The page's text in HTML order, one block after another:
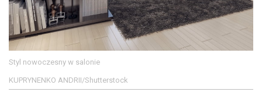
Styl nowoczesny w salonie
KUPRYNENKO ANDRII/Shutterstock